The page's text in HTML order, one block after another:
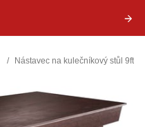
/ Nástavec na kulečníkový stůl 9ft